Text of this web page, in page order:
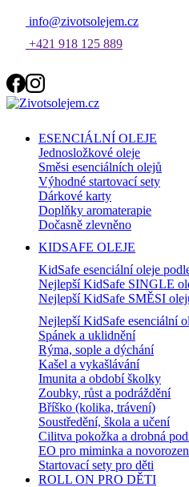
info@zivotsolejem.cz
+421 918 125 889
ESENCIÁLNÍ OLEJE
Jednosložkové oleje
Směsi esenciálních olejů
Výhodné startovací sety
Dárkové karty
Doplňky aromaterapie
Dočasně zlevněno
KIDSAFE OLEJE
KidSafe esenciální oleje
Nejlepší KidSafe SINGLE
Nejlepší KidSafe SMĚSI
Nejlepší KidSafe esenciální
Spánek a uklidnění
Rýma, sople a dýchání
Kašel a vykašlávání
Imunita a období školky
Zoubky, růst a podráždění
Bříško (kolika, trávení)
Soustředění, škola a učení
Cilitva pokožka a drobná
EO pro miminka a
Startovací sety pro děti
ROLL ON PRO DĚTI